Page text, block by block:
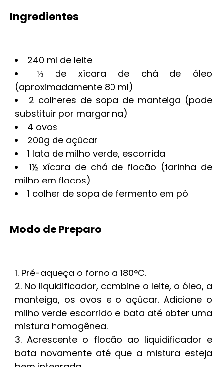
Ingredientes
240 ml de leite
⅓ de xícara de chá de óleo
(aproximadamente 80 ml)
2 colheres de sopa de manteiga (pode
substituir por margarina)
4 ovos
200g de açúcar
1 lata de milho verde, escorrida
1½ xícara de chá de flocão (farinha de
milho em flocos)
1 colher de sopa de fermento em pó
Modo de Preparo
Pré-aqueça o forno a 180°C.
No liquidificador, combine o leite, o óleo, a
manteiga, os ovos e o açúcar. Adicione o
milho verde escorrido e bata até obter uma
mistura homogênea.
Acrescente o flocão ao liquidificador e
bata novamente até que a mistura esteja